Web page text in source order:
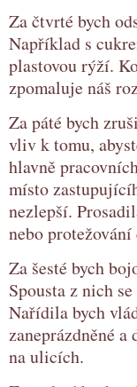
Za čtvrté bych
Například s
plastovou rýží.
zpomaluje náš
Za páté bych
vliv k tomu,
hlavně
místo
nezlepší.
nebo
Za šesté bych
Spousta z nich
Nařídila bych
zaneprázdněné
na ulicích.